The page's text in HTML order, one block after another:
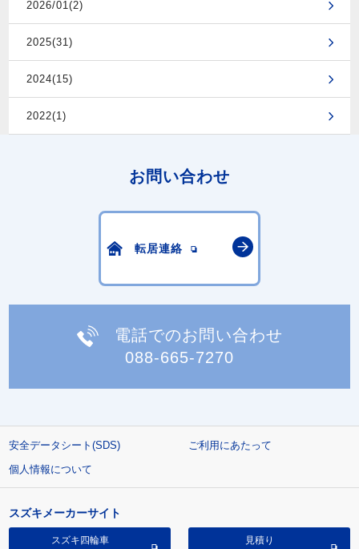
2026/01(2)
2025(31)
2024(15)
2022(1)
お問い合わせ
転居連絡
電話でのお問い合わせ
088-665-7270
安全データシート(SDS)
ご利用にあたって
個人情報について
スズキメーカーサイト
スズキ四輪車
見積り